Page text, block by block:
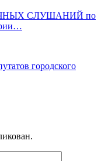
СЛУШАНИЙ по
городского